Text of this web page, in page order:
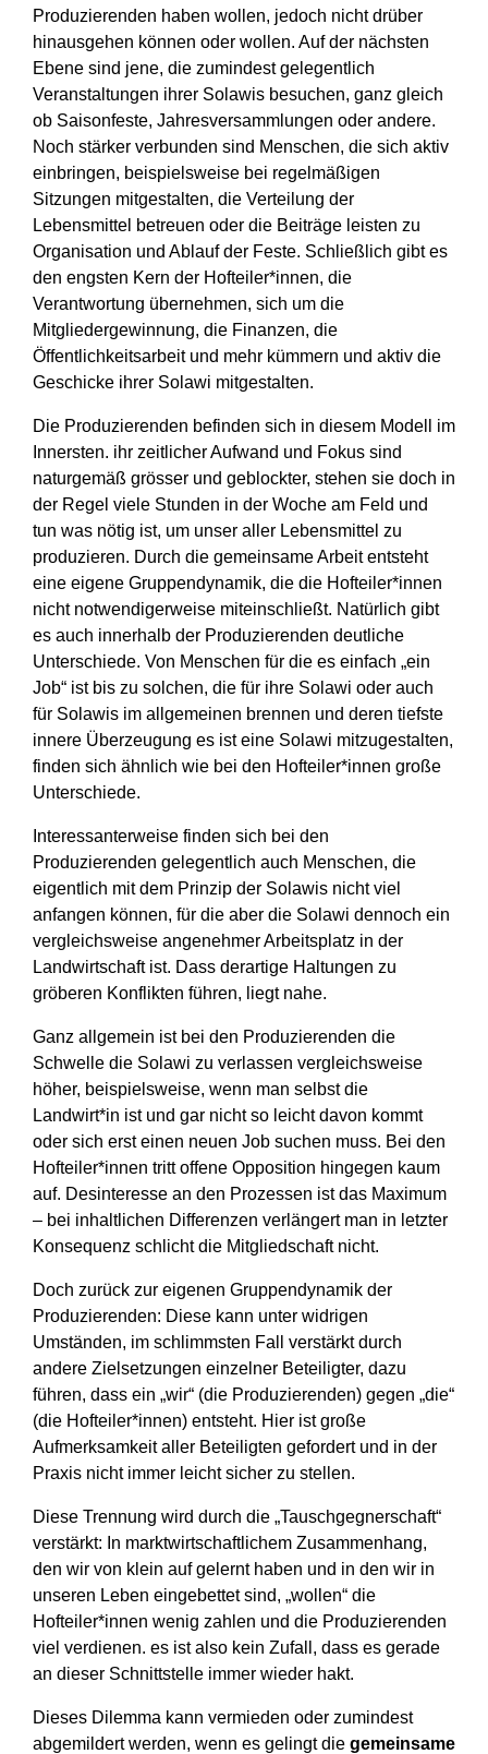
Produzierenden haben wollen, jedoch nicht drüber
hinausgehen können oder wollen. Auf der nächsten
Ebene sind jene, die zumindest gelegentlich
Veranstaltungen ihrer Solawis besuchen, ganz gleich
ob Saisonfeste, Jahresversammlungen oder andere.
Noch stärker verbunden sind Menschen, die sich aktiv
einbringen, beispielsweise bei regelmäßigen
Sitzungen mitgestalten, die Verteilung der
Lebensmittel betreuen oder die Beiträge leisten zu
Organisation und Ablauf der Feste. Schließlich gibt es
den engsten Kern der Hofteiler*innen, die
Verantwortung übernehmen, sich um die
Mitgliedergewinnung, die Finanzen, die
Öffentlichkeitsarbeit und mehr kümmern und aktiv die
Geschicke ihrer Solawi mitgestalten.
Die Produzierenden befinden sich in diesem Modell im
Innersten. ihr zeitlicher Aufwand und Fokus sind
naturgemäß grösser und geblockter, stehen sie doch in
der Regel viele Stunden in der Woche am Feld und
tun was nötig ist, um unser aller Lebensmittel zu
produzieren. Durch die gemeinsame Arbeit entsteht
eine eigene Gruppendynamik, die die Hofteiler*innen
nicht notwendigerweise miteinschließt. Natürlich gibt
es auch innerhalb der Produzierenden deutliche
Unterschiede. Von Menschen für die es einfach „ein
Job“ ist bis zu solchen, die für ihre Solawi oder auch
für Solawis im allgemeinen brennen und deren tiefste
innere Überzeugung es ist eine Solawi mitzugestalten,
finden sich ähnlich wie bei den Hofteiler*innen große
Unterschiede.
Interessanterweise finden sich bei den
Produzierenden gelegentlich auch Menschen, die
eigentlich mit dem Prinzip der Solawis nicht viel
anfangen können, für die aber die Solawi dennoch ein
vergleichsweise angenehmer Arbeitsplatz in der
Landwirtschaft ist. Dass derartige Haltungen zu
gröberen Konflikten führen, liegt nahe.
Ganz allgemein ist bei den Produzierenden die
Schwelle die Solawi zu verlassen vergleichsweise
höher, beispielsweise, wenn man selbst die
Landwirt*in ist und gar nicht so leicht davon kommt
oder sich erst einen neuen Job suchen muss. Bei den
Hofteiler*innen tritt offene Opposition hingegen kaum
auf. Desinteresse an den Prozessen ist das Maximum
– bei inhaltlichen Differenzen verlängert man in letzter
Konsequenz schlicht die Mitgliedschaft nicht.
Doch zurück zur eigenen Gruppendynamik der
Produzierenden: Diese kann unter widrigen
Umständen, im schlimmsten Fall verstärkt durch
andere Zielsetzungen einzelner Beteiligter, dazu
führen, dass ein „wir“ (die Produzierenden) gegen „die“
(die Hofteiler*innen) entsteht. Hier ist große
Aufmerksamkeit aller Beteiligten gefordert und in der
Praxis nicht immer leicht sicher zu stellen.
Diese Trennung wird durch die „Tauschgegnerschaft“
verstärkt: In marktwirtschaftlichem Zusammenhang,
den wir von klein auf gelernt haben und in den wir in
unseren Leben eingebettet sind, „wollen“ die
Hofteiler*innen wenig zahlen und die Produzierenden
viel verdienen. es ist also kein Zufall, dass es gerade
an dieser Schnittstelle immer wieder hakt.
Dieses Dilemma kann vermieden oder zumindest
abgemildert werden, wenn es gelingt die gemeinsame